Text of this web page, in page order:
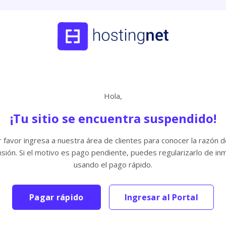
Hola,
¡Tu sitio se encuentra suspendido!
favor ingresa a nuestra área de clientes para conocer la razón
Si el motivo es pago pendiente, puedes regularizarlo de
usando el pago rápido.
Pagar rápido Ingresar al Portal